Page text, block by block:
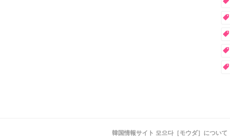
韓国情報サイト 모으다［モウダ］について